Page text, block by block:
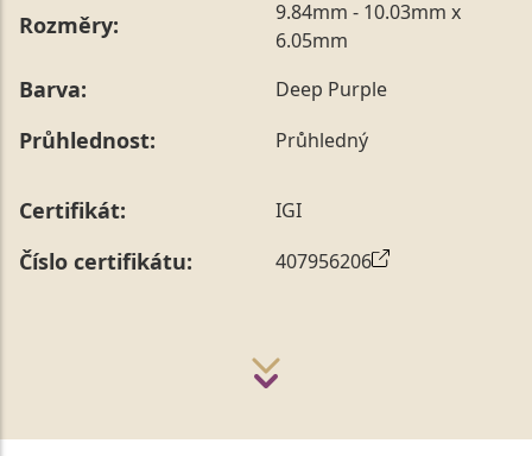
Rozměry:
9.84mm - 10.03mm x
6.05mm
Barva: Deep Purple
Průhlednost: Průhledný
Certifikát: IGI
Číslo certifikátu: 407956206